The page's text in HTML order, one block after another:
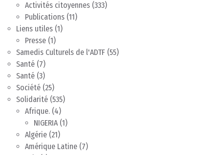
Activités citoyennes (333)
Publications (11)
Liens utiles (1)
Presse (1)
Samedis Culturels de l'ADTF (55)
Santé (7)
Santé (3)
Société (25)
Solidarité (535)
Afrique. (4)
NIGERIA(1)
Algérie (21)
Amérique Latine (7)